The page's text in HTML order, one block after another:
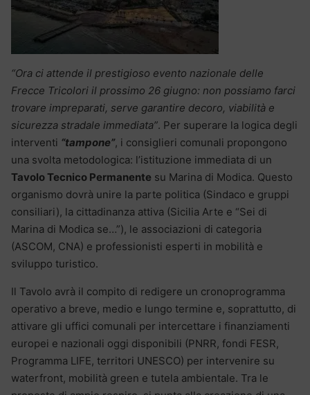
“Ora ci attende il prestigioso evento nazionale delle
Frecce Tricolori il prossimo 26 giugno: non possiamo farci
trovare impreparati, serve garantire decoro, viabilità e
sicurezza stradale immediata”. Per superare la logica degli
interventi “tampone”, i consiglieri comunali propongono
una svolta metodologica: l’istituzione immediata di un
Tavolo Tecnico Permanente su Marina di Modica. Questo
organismo dovrà unire la parte politica (Sindaco e gruppi
consiliari), la cittadinanza attiva (Sicilia Arte e “Sei di
Marina di Modica se…”), le associazioni di categoria
(ASCOM, CNA) e professionisti esperti in mobilità e
sviluppo turistico.
Il Tavolo avrà il compito di redigere un cronoprogramma
operativo a breve, medio e lungo termine e, soprattutto, di
attivare gli uffici comunali per intercettare i finanziamenti
europei e nazionali oggi disponibili (PNRR, fondi FESR,
Programma LIFE, territori UNESCO) per intervenire su
waterfront, mobilità green e tutela ambientale. Tra le